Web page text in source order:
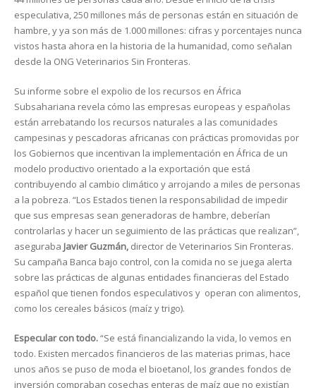
especulativa, 250 millones más de personas están en situación de
hambre, y ya son más de 1.000 millones: cifras y porcentajes nunca
vistos hasta ahora en la historia de la humanidad, como señalan
desde la ONG Veterinarios Sin Fronteras.
Su informe sobre el expolio de los recursos en África
Subsahariana revela cómo las empresas europeas y españolas
están arrebatando los recursos naturales a las comunidades
campesinas y pescadoras africanas con prácticas promovidas por
los Gobiernos que incentivan la implementación en África de un
modelo productivo orientado a la exportación que está
contribuyendo al cambio climático y arrojando a miles de personas
a la pobreza. “Los Estados tienen la responsabilidad de impedir
que sus empresas sean generadoras de hambre, deberían
controlarlas y hacer un seguimiento de las prácticas que realizan”,
aseguraba Javier Guzmán, director de Veterinarios Sin Fronteras.
Su campaña Banca bajo control, con la comida no se juega alerta
sobre las prácticas de algunas entidades financieras del Estado
español que tienen fondos especulativos y operan con alimentos,
como los cereales básicos (maíz y trigo).
Especular con todo.“Se está financializando la vida, lo vemos en
todo. Existen mercados financieros de las materias primas, hace
unos años se puso de moda el bioetanol, los grandes fondos de
inversión compraban cosechas enteras de maíz que no existían